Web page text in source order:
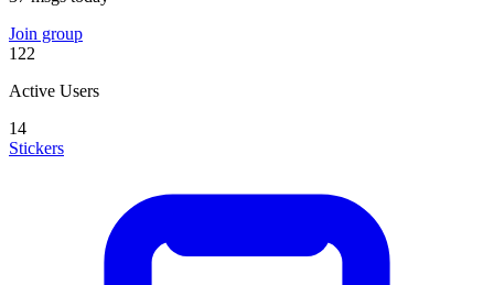
Join group
122
Active Users
14
Stickers